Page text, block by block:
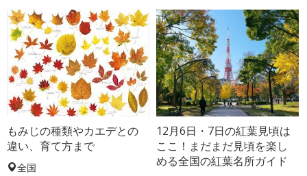
もみじの種類やカエデとの
違い、育て方まで
全国
12月6日・7日の紅葉見頃は
ここ！まだまだ見頃を楽し
める全国の紅葉名所ガイド